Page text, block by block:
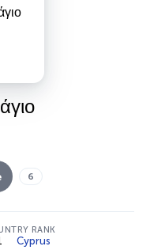
6
RANK
Cyprus